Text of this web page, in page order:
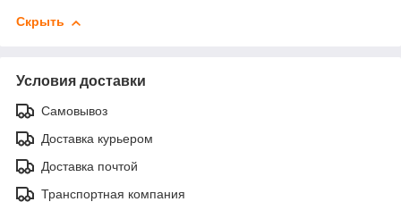
Скрыть
Условия доставки
Самовывоз
Доставка курьером
Доставка почтой
Транспортная компания